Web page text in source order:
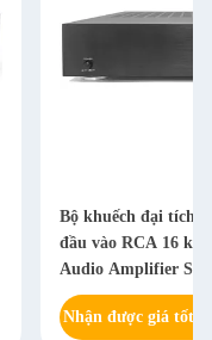
Bộ khuếch đại tích
đầu vào RCA 16
Audio Amplifier
Nhận được giá tốt